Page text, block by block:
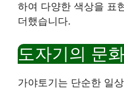
하여 다양한 색상을 표
더했습니다.
도자기의 문
가야토기는 단순한 일